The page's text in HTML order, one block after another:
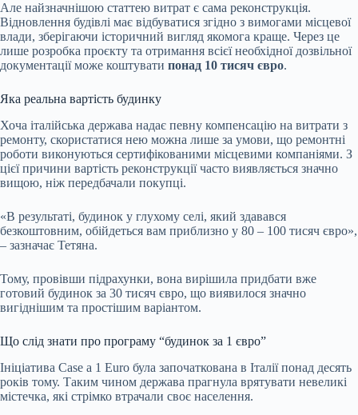
Але найзначнішою статтею витрат є сама реконструкція.
Відновлення будівлі має відбуватися згідно з вимогами місцевої
влади, зберігаючи історичний вигляд якомога краще. Через це
лише розробка проєкту та отримання всієї необхідної дозвільної
документації може коштувати понад 10 тисяч євро.
Яка реальна вартість будинку
Хоча італійська держава надає певну компенсацію на витрати з
ремонту, скористатися нею можна лише за умови, що ремонтні
роботи виконуються сертифікованими місцевими компаніями. З
цієї причини вартість реконструкції часто виявляється значно
вищою, ніж передбачали покупці.
«В результаті, будинок у глухому селі, який здавався
безкоштовним, обійдеться вам приблизно у 80 – 100 тисяч євро»,
– зазначає Тетяна.
Тому, провівши підрахунки, вона вирішила придбати вже
готовий будинок за 30 тисяч євро, що виявилося значно
вигіднішим та простішим варіантом.
Що слід знати про програму “будинок за 1 євро”
Ініціатива Case a 1 Euro була започаткована в Італії понад десять
років тому. Таким чином держава прагнула врятувати невеликі
містечка, які стрімко втрачали своє населення.